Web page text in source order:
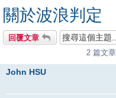
關於波浪判定
回覆文章
2 篇文
John HSU